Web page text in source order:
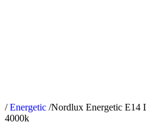
/ Energetic /Nordlux Energetic E14
4000k